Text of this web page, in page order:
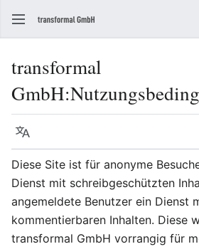
transformal
GmbH:
Sprache
Diese Site ist für anonyme
Dienst mit schreibgeschützten
angemeldete Benutzer ein Dienst
kommentierbaren Inhalten. Diese
transformal GmbH vorrangig für